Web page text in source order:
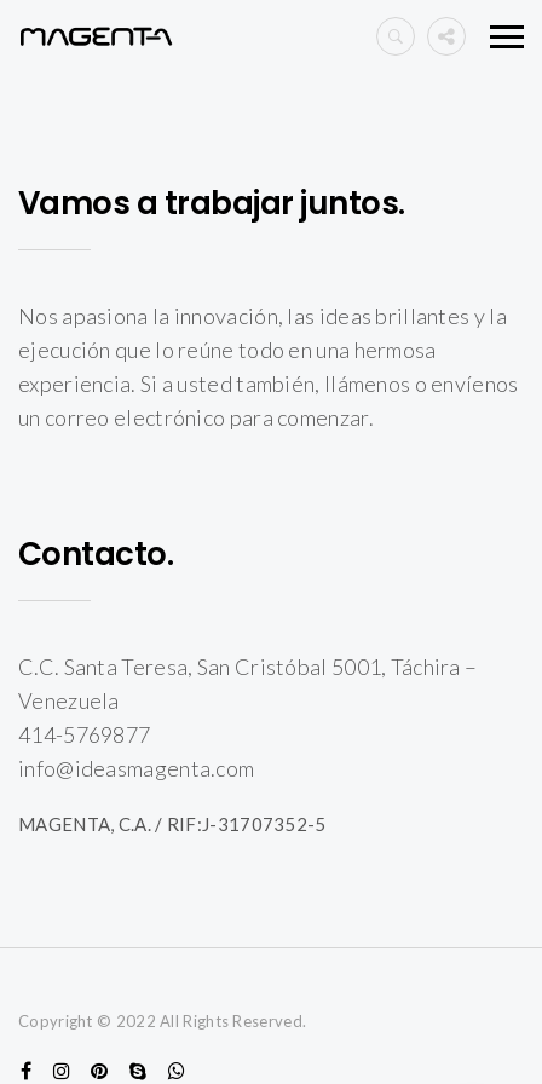
Vamos a trabajar juntos.
Nos apasiona la innovación, las ideas brillantes y la
ejecución que lo reúne todo en una hermosa
experiencia. Si a usted también, llámenos o envíenos
un correo electrónico para comenzar.
Contacto.
C.C. Santa Teresa, San Cristóbal 5001, Táchira –
Venezuela
414-5769877
info@ideasmagenta.com
MAGENTA, C.A. / RIF:J-31707352-5
Copyright © 2022 All Rights Reserved.